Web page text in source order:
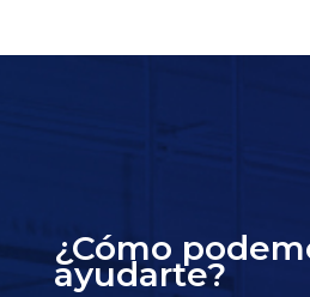
¿Cómo
ayudarte?